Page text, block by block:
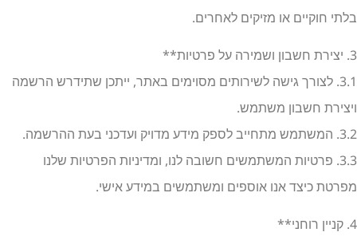
חוקיים או מזיקים לאחרים.
3.1. לצורך גישה לשירותים מסוימים באתר, ייתכן שתידרש הרשמה
חשבון משתמש.
מדויק ועדכני בעת ההרשמה.
3.3. פרטיות המשתמשים חשובה לנו, ומדיניות הפרטיות שלנו
כיצד אנו אוספים ומשתמשים במידע אישי.